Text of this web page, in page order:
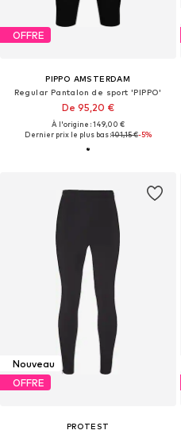
OFFRE
PIPPO AMSTERDAM
Regular Pantalon de sport 'PIPPO'
De 95,20 €
À l'origine : 149,00 €
Dernier prix le plus bas :101,15 €-5%
Nouveau
OFFRE
PROTEST